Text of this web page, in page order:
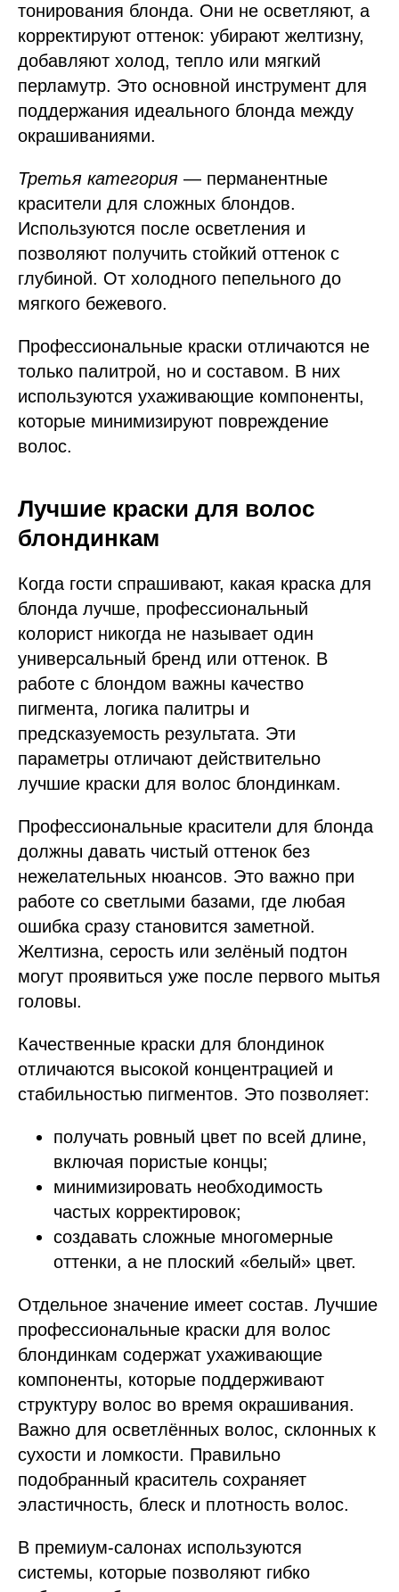
тонирования блонда. Они не осветляют, а
корректируют оттенок: убирают желтизну,
добавляют холод, тепло или мягкий
перламутр. Это основной инструмент для
поддержания идеального блонда между
окрашиваниями.
Третья категория — перманентные
красители для сложных блондов.
Используются после осветления и
позволяют получить стойкий оттенок с
глубиной. От холодного пепельного до
мягкого бежевого.
Профессиональные краски отличаются не
только палитрой, но и составом. В них
используются ухаживающие компоненты,
которые минимизируют повреждение
волос.
Лучшие краски для волос
блондинкам
Когда гости спрашивают, какая краска для
блонда лучше, профессиональный
колорист никогда не называет один
универсальный бренд или оттенок. В
работе с блондом важны качество
пигмента, логика палитры и
предсказуемость результата. Эти
параметры отличают действительно
лучшие краски для волос блондинкам.
Профессиональные красители для блонда
должны давать чистый оттенок без
нежелательных нюансов. Это важно при
работе со светлыми базами, где любая
ошибка сразу становится заметной.
Желтизна, серость или зелёный подтон
могут проявиться уже после первого мытья
головы.
Качественные краски для блондинок
отличаются высокой концентрацией и
стабильностью пигментов. Это позволяет:
получать ровный цвет по всей длине,
включая пористые концы;
минимизировать необходимость
частых корректировок;
создавать сложные многомерные
оттенки, а не плоский «белый» цвет.
Отдельное значение имеет состав. Лучшие
профессиональные краски для волос
блондинкам содержат ухаживающие
компоненты, которые поддерживают
структуру волос во время окрашивания.
Важно для осветлённых волос, склонных к
сухости и ломкости. Правильно
подобранный краситель сохраняет
эластичность, блеск и плотность волос.
В премиум-салонах используются
системы, которые позволяют гибко